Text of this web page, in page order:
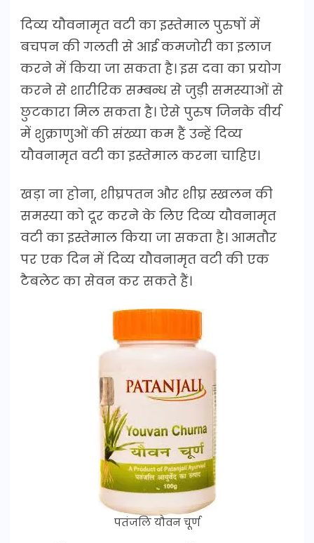
दिव्य यौवनामृत वटी का इस्तेमाल पुरुषों में
बचपन की गलती से आई कमजोरी का इलाज
करने में किया जा सकता है। इस दवा का प्रयोग
करने से शारीरिक सम्बन्ध से जुड़ी समस्याओं से
छुटकारा मिल सकता है। ऐसे पुरुष जिनके वीर्य
में शुक्राणुओं की संख्या कम हैं उन्हें दिव्य
यौवनामृत वटी का इस्तेमाल करना चाहिए।
खड़ा ना होना, शीघ्रपतन और शीघ्र स्खलन की
समस्या को दूर करने के लिए दिव्य यौवनामृत
वटी का इस्तेमाल किया जा सकता है। आमतौर
पर एक दिन में दिव्य यौवनामृत वटी की एक
टैबलेट का सेवन कर सकते हैं।
पतंजलि यौवन चूर्ण